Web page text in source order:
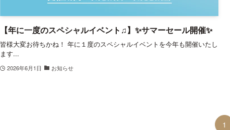
【年に一度のスペシャルイベント♫】✨サマーセール開催✨
皆様大変お待ちかね！ 年に１度のスペシャルイベントを今年も開催いたし
ます...
2026年6月1日 お知らせ
1